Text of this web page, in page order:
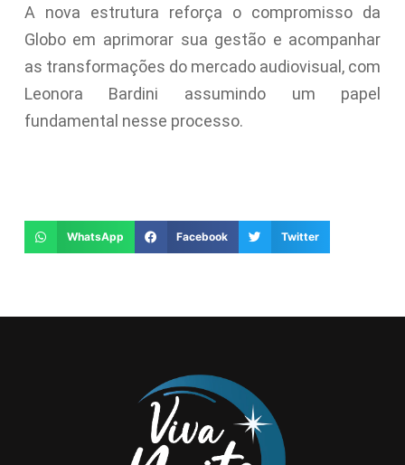
A nova estrutura reforça o compromisso da
Globo em aprimorar sua gestão e acompanhar
as transformações do mercado audiovisual, com
Leonora Bardini assumindo um papel
fundamental nesse processo.
WhatsApp Facebook Twitter